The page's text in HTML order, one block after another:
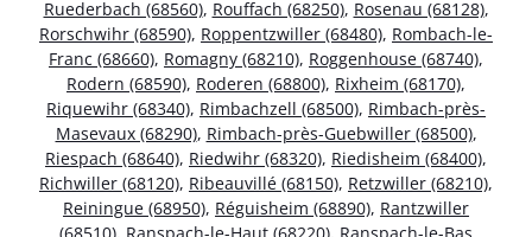
Ruederbach (68560), Rouffach (68250), Rosenau (68128),
Rorschwihr (68590), Roppentzwiller (68480), Rombach-le-
Franc (68660), Romagny (68210), Roggenhouse (68740),
Rodern (68590), Roderen (68800), Rixheim (68170),
Riquewihr (68340), Rimbachzell (68500), Rimbach-près-
Masevaux (68290), Rimbach-près-Guebwiller (68500),
Riespach (68640), Riedwihr (68320), Riedisheim (68400),
Richwiller (68120), Ribeauvillé (68150), Retzwiller (68210),
Reiningue (68950), Réguisheim (68890), Rantzwiller